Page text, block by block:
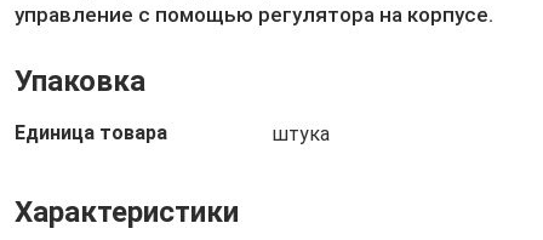
управление с помощью регулятора на корпусе.
Упаковка
Единица товара штука
Характеристики